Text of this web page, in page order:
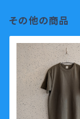
その他の商品